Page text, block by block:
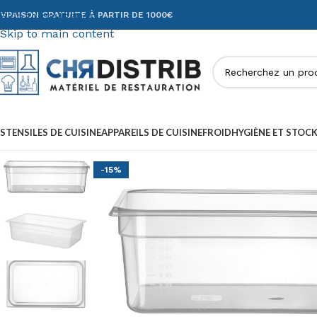
Skip to navigation
Skip to main content
GRATUITE À PARTIR DE 1000€
DE CUISINEAPPAREILS DE CUISINEFROIDHYGIÈNE ET
-15%